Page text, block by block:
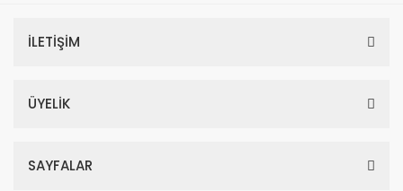
İLETİŞİM
ÜYELİK
SAYFALAR